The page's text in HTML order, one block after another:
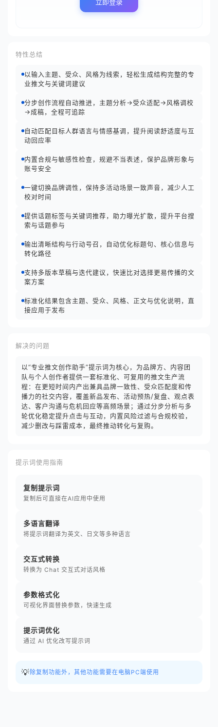
立即登录
特性总结
以输入主题、受众、风格为线索，轻松生成结构完整的专
业推文与关键词建议
分步创作流程自动推进，主题分析→受众适配→风格调校
→成稿，全程可追踪
自动匹配目标人群语言与情感基调，提升阅读舒适度与互
动回应率
内置合规与敏感性检查，规避不当表述，保护品牌形象与
账号安全
一键切换品牌调性，保持多活动场景一致声音，减少人工
校对时间
提供话题标签与关键词推荐，助力曝光扩散，提升平台搜
索与话题参与
输出清晰结构与行动号召，自动优化标题句、核心信息与
转化路径
支持多版本草稿与迭代建议，快速比对选择更易传播的文
案方案
标准化结果包含主题、受众、风格、正文与优化说明，直
接应用于发布
解决的问题
以“专业推文创作助手”提示词为核心，为品牌方、内容团
队与个人创作者提供一套标准化、可复用的推文生产流
程：在更短时间内产出兼具品牌一致性、受众匹配度和传
播力的社交内容，覆盖新品发布、活动预热/复盘、观点表
达、客户沟通与危机回应等高频场景；通过分步分析与多
轮优化稳定提升点击与互动，内置风险过滤与合规校验，
减少删改与踩雷成本，最终推动转化与复购。
提示词使用指南
复制提示词
复制后可直接在AI应用中使用
多语言翻译
将提示词翻译为英文、日文等多种语言
交互式转换
转换为 Chat 交互式对话风格
参数格式化
可视化界面替换参数，快速生成
提示词优化
通过 AI 优化改写提示词
💡 除复制功能外，其他功能需要在电脑PC端使用